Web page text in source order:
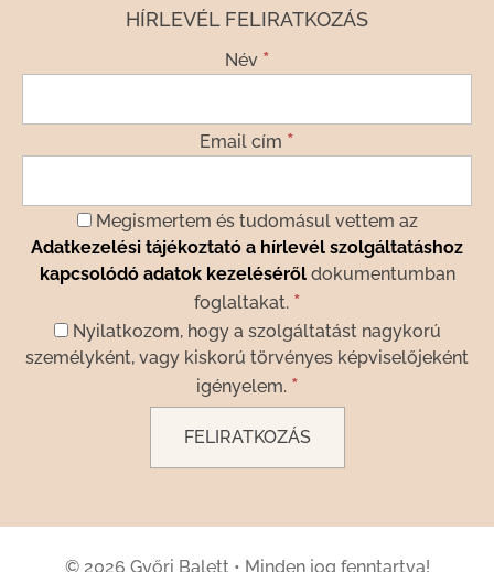
HÍRLEVÉL FELIRATKOZÁS
Név *
Email cím *
Megismertem és tudomásul vettem az
Adatkezelési tájékoztató a hírlevél szolgáltatáshoz
kapcsolódó adatok kezelésérőldokumentumban
foglaltakat. *
Nyilatkozom, hogy a szolgáltatást nagykorú
személyként, vagy kiskorú törvényes képviselőjeként
igényelem. *
© 2026 Győri Balett • Minden jog fenntartva!